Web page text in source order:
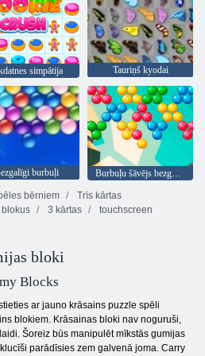
simpātija Tauriņš kyodai
burbuļi
Burbuļu šāvējs bezgalīgs
bērniem
Trīs kārtas
blokus 3 kārtas
touchscreen
bloki
Blocks
ar jauno krāsains puzzle spēli
blokiem. Krāsainas bloki nav noguruši,
Šoreiz būs manipulēt mīkstās gumijas
parādīsies zem galvenā joma. Carry